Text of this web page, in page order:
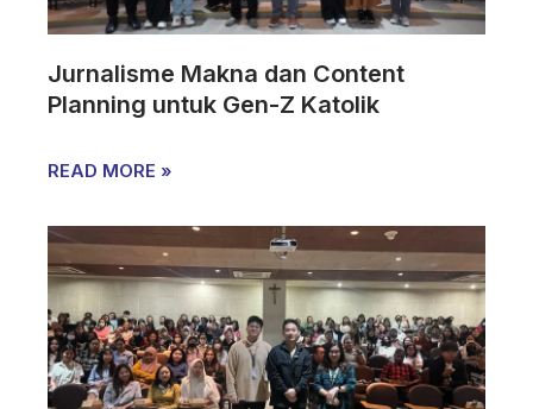
Jurnalisme Makna dan Content
Planning untuk Gen-Z Katolik
READ MORE »